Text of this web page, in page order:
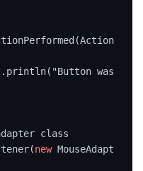
class
new MouseAdapt